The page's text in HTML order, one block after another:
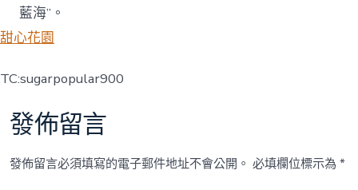
藍海”。
甜心花園
TC:sugarpopular900
發佈留言
發佈留言必須填寫的電子郵件地址不會公開。 必填欄位標示為*